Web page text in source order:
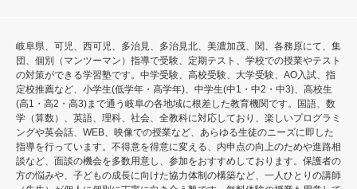
岐阜県、可児、西可児、多治見、多治見北、美濃加茂、関、各務原にて、集
団、個別（マンツーマン）指導で受験、定期テスト、学校での授業やテスト
の対策ができる学習塾です。中学受験、高校受験、大学受験、AO入試、指
定校推薦など、小学生(低学年・高学年)、中学生(中1・中2・中3)、高校生
(高1・高2・高3)まで通う岐阜の各地域に根差した教育機関です。国語、数
学（算数）、英語、理科、社会、全教科に対応しており、楽しいプログラミ
ングや英会話、WEB、映像での授業など、あらゆる生徒のニーズに即した
指導を行っています。不得意を得意に変える、内申点の向上のためや進路相
談など、面談の機会を多数用意し、参加をおすすめしております。保護者の
方の悩みや、子どもの成長に向けた協力体制の構築など、一人ひとりの講師